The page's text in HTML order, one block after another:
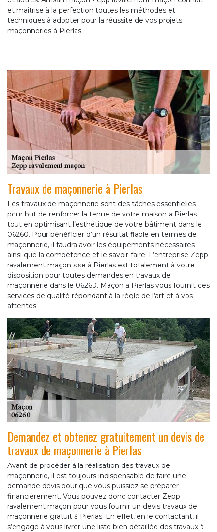
et maitrise à la perfection toutes les méthodes et
techniques à adopter pour la réussite de vos projets
maçonneries à Pierlas.
Travaux de maçonnerie à Pierlas
Les travaux de maçonnerie sont des tâches essentielles
pour but de renforcer la tenue de votre maison à Pierlas
tout en optimisant l’esthétique de votre bâtiment dans le
06260. Pour bénéficier d’un résultat fiable en termes de
maçonnerie, il faudra avoir les équipements nécessaires
ainsi que la compétence et le savoir-faire. L’entreprise Zepp
ravalement maçon sise à Pierlas est totalement à votre
disposition pour toutes demandes en travaux de
maçonnerie dans le 06260. Maçon à Pierlas vous fournit des
services de qualité répondant à la règle de l’art et à vos
attentes.
Demandez et obtenez gratuitement un devis de
travaux de maçonnerie à Pierlas
Avant de procéder à la réalisation des travaux de
maçonnerie, il est toujours indispensable de faire une
demande devis pour que vous puissiez se préparer
financièrement. Vous pouvez donc contacter Zepp
ravalement maçon pour vous fournir un devis travaux de
maçonnerie gratuit à Pierlas. En effet, en le contactant, il
s’engage à vous livrer une liste bien détaillée des travaux à